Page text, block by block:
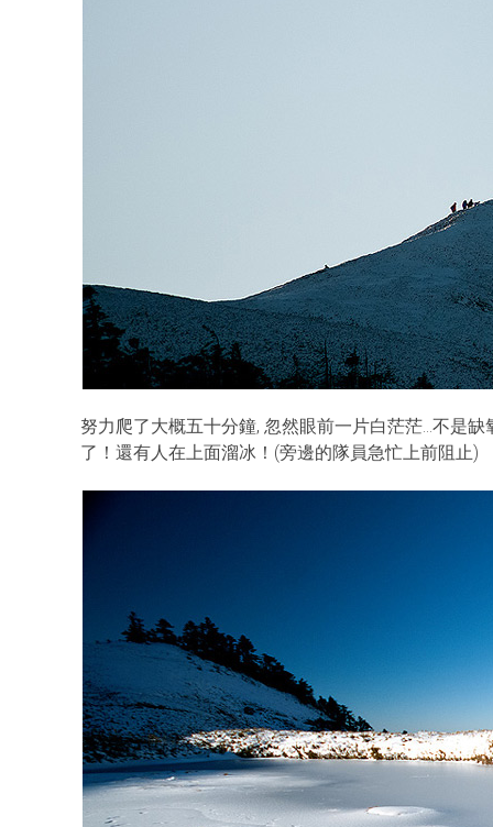
努力爬了大概五十分鐘, 忽然眼前一片白茫茫…不是
了！還有人在上面溜冰！(旁邊的隊員急忙上前阻止)